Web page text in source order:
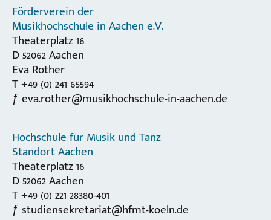
Förderverein der
Musikhochschule in Aachen e.V.
Theaterplatz 16
D 52062 Aachen
Eva Rother
T +49 (0) 241 65594
eva.rother@musikhochschule-in-aachen.de
Hochschule für Musik und Tanz
Standort Aachen
Theaterplatz 16
D 52062 Aachen
T +49 (0) 221 28380-401
studiensekretariat@hfmt-koeln.de